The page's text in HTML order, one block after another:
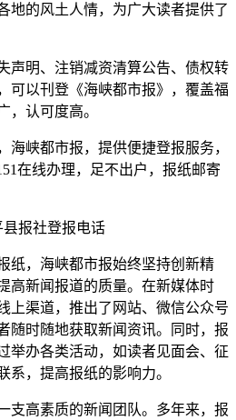
地的风土人情，为广大读者提供了
声明、注销减资清算公告、债权转
可以刊登《海峡都市报》，覆盖福
，认可度高。
海峡都市报，提供便捷登报服务，
在线办理，足不出户，报纸邮寄
纸，海峡都市报始终坚持创新精
高新闻报道的质量。在新媒体时
上渠道，推出了网站、微信公众号
随时随地获取新闻资讯。同时，报
举办各类活动，如读者见面会、征
系，提高报纸的影响力。
支高素质的新闻团队。多年来，报